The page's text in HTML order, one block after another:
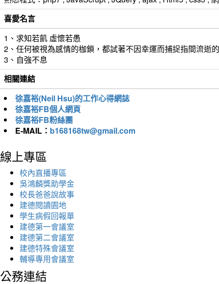
喜愛名言
1、求知若飢 虛懷若愚
2、任何被視為感情的枷鎖，都試著不因幸運而捕捉指間流逝
3、自強不息
相關連結
徐嘉裕(Neil Hsu)的工作心得網誌
徐嘉裕FB個人網頁
徐嘉裕FB粉絲團
E-MAIL： b168168tw@gmail.com
線上專區
校內直播專區
吳鴻麟獎助學金
校長爸爸說故事
建德閱讀園地
學生病假回報單
建德第一會議室
建德第二會議室
建德特殊會議室
輔導專用會議室
公務連結